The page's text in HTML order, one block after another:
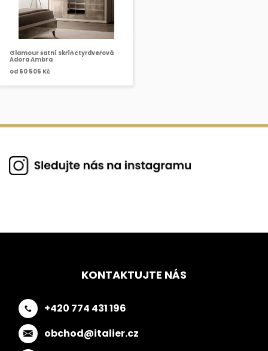
Glamour šatní skříň čtyřdveřová
Adora Ambra
od 60 505 Kč
KONTAKTUJTE NÁS
+420 774 431 196
obchod@italier.cz